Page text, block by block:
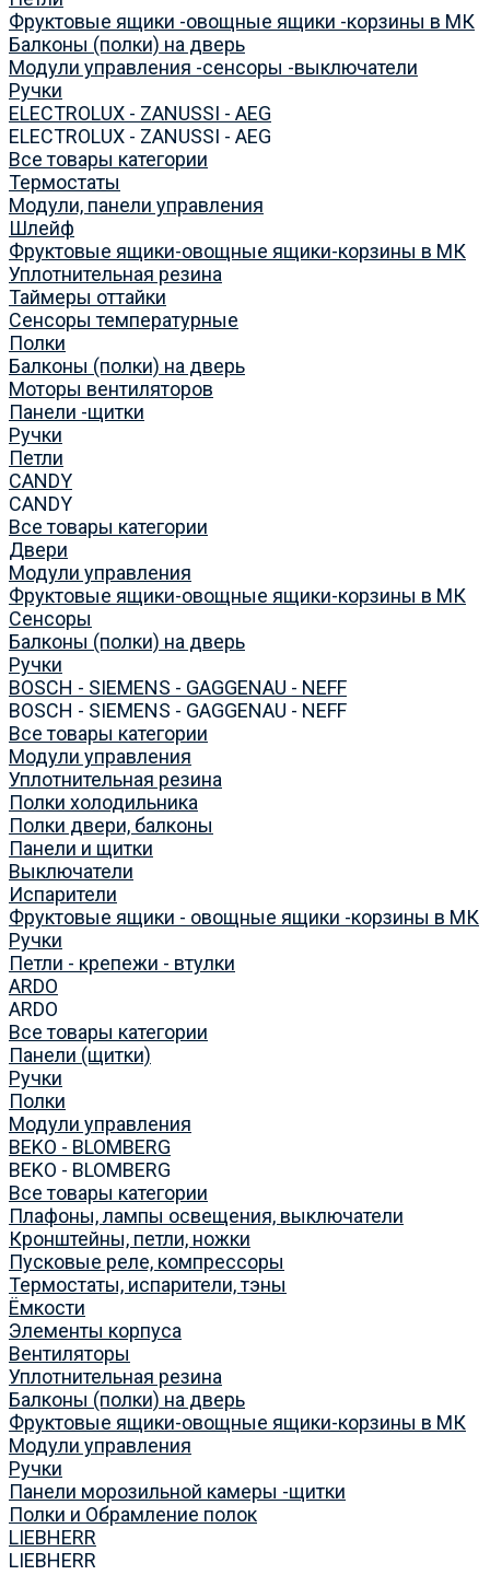
Фруктовые ящики -овощные ящики -корзины в МК
Балконы (полки) на дверь
Модули управления -сенсоры -выключатели
Ручки
ELECTROLUX - ZANUSSI - AEG
ELECTROLUX - ZANUSSI - AEG
Все товары категории
Термостаты
Модули, панели управления
Шлейф
Фруктовые ящики-овощные ящики-корзины в МК
Уплотнительная резина
Таймеры оттайки
Сенсоры температурные
Полки
Балконы (полки) на дверь
Моторы вентиляторов
Панели -щитки
Ручки
Петли
CANDY
CANDY
Все товары категории
Двери
Модули управления
Фруктовые ящики-овощные ящики-корзины в МК
Сенсоры
Балконы (полки) на дверь
Ручки
BOSCH - SIEMENS - GAGGENAU - NEFF
BOSCH - SIEMENS - GAGGENAU - NEFF
Все товары категории
Модули управления
Уплотнительная резина
Полки холодильника
Полки двери, балконы
Панели и щитки
Выключатели
Испарители
Фруктовые ящики - овощные ящики -корзины в МК
Ручки
Петли - крепежи - втулки
ARDO
ARDO
Все товары категории
Панели (щитки)
Ручки
Полки
Модули управления
BEKO - BLOMBERG
BEKO - BLOMBERG
Все товары категории
Плафоны, лампы освещения, выключатели
Кронштейны, петли, ножки
Пусковые реле, компрессоры
Термостаты, испарители, тэны
Ёмкости
Элементы корпуса
Вентиляторы
Уплотнительная резина
Балконы (полки) на дверь
Фруктовые ящики-овощные ящики-корзины в МК
Модули управления
Ручки
Панели морозильной камеры -щитки
Полки и Обрамление полок
LIEBHERR
LIEBHERR